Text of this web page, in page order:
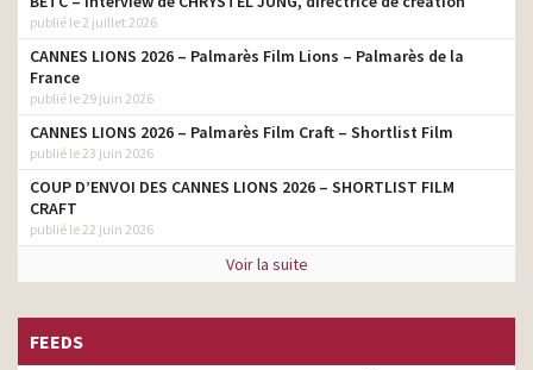
publié le 2 juillet 2026
CANNES LIONS 2026 – Palmarès Film Lions – Palmarès de la
France
publié le 29 juin 2026
CANNES LIONS 2026 – Palmarès Film Craft – Shortlist Film
publié le 23 juin 2026
COUP D’ENVOI DES CANNES LIONS 2026 – SHORTLIST FILM
CRAFT
publié le 22 juin 2026
Voir la suite
FEEDS